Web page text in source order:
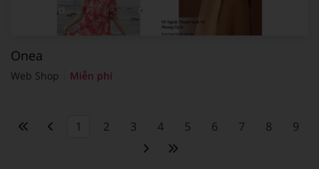
Onea
Web Shop Miễn phí
1 2 3 4 5 6 7 8 9